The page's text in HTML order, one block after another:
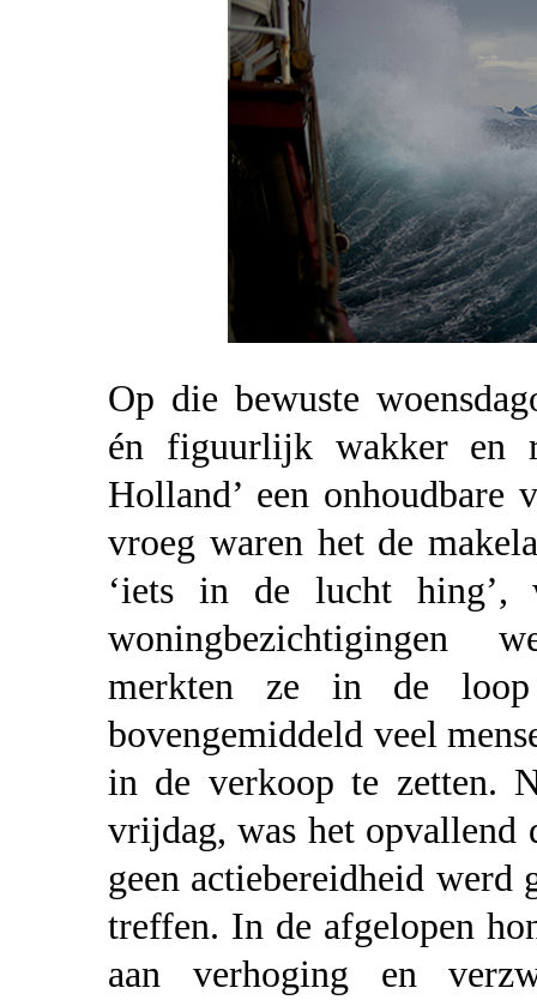
Op die bewuste
én figuurlijk wakker en
Holland’ een onhoudbare
vroeg waren het de
‘iets in de lucht hing’,
woningbezichtigingen
merkten ze in de
bovengemiddeld veel
in de verkoop te zetten.
vrijdag, was het opvallend
geen actiebereidheid werd
treffen. In de afgelopen
aan verhoging en